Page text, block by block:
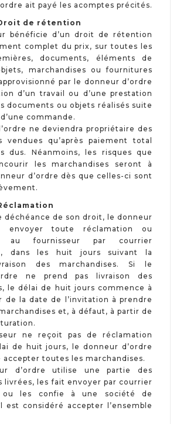
ait payé les acomptes précités.
de rétention
bénéficie d’un droit de rétention
complet du prix, sur toutes les
documents, éléments de
marchandises ou fournitures
par le donneur d’ordre
d’un travail ou d’une prestation
documents ou objets réalisés suite
commande.
ne deviendra propriétaire des
vendues qu’après paiement total
dus. Néanmoins, les risques que
les marchandises seront à
d’ordre dès que celles-ci sont
déchéance de son droit, le donneur
envoyer toute réclamation ou
au fournisseur par courrier
dans les huit jours suivant la
des marchandises. Si le
ne prend pas livraison des
le délai de huit jours commence à
de la date de l’invitation à prendre
et, à défaut, à partir de
ne reçoit pas de réclamation
de huit jours, le donneur d’ordre
accepter toutes les marchandises.
d’ordre utilise une partie des
livrées, les fait envoyer par courrier
les confie à une société de
est considéré accepter l’ensemble